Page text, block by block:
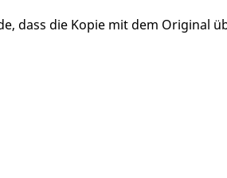
dass die Kopie mit dem Original